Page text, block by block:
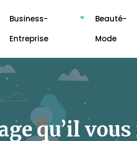
Business-
Entreprise
Beauté-
Mode
qu’il vous